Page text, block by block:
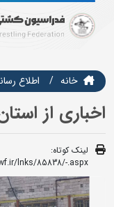
خانه اطلاع
اخباری از
لینک کوتاه:
lnks/85838/-.aspx